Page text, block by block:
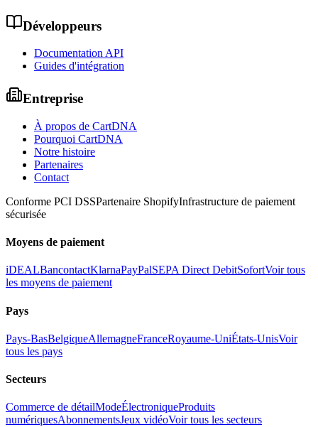
Développeurs
Documentation API
Guides d'intégration
Entreprise
À propos de CartDNA
Pourquoi CartDNA
Notre histoire
Partenaires
Contact
Conforme PCI DSSPartenaire ShopifyInfrastructure de paiement
sécurisée
Moyens de paiement
iDEALBancontactKlarnaPayPalSEPA Direct DebitSofortVoir tous
les moyens de paiement
Pays
Pays-BasBelgiqueAllemagneFranceRoyaume-UniÉtats-UnisVoir
tous les pays
Secteurs
Commerce de détailModeÉlectroniqueProduits
numériquesAbonnementsJeux vidéoVoir tous les secteurs